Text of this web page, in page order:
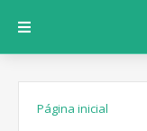
Página inicial